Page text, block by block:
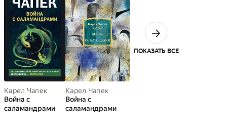
Карел Чапек
Война с
саламандрами
Карел Чапек
Война с
саламандрами
ПОКАЗАТЬ ВСЕ